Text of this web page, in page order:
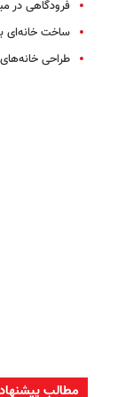
فرودگاهی در
ساخت خانه‌ای
طراحی خانه‌های
مطالب